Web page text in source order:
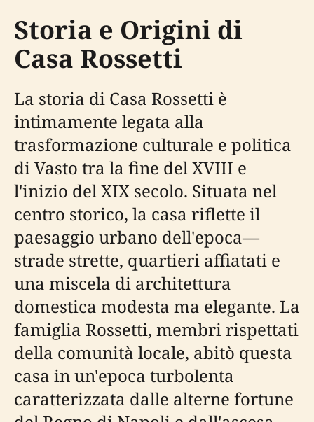
Storia e Origini di
Casa Rossetti
La storia di Casa Rossetti è
intimamente legata alla
trasformazione culturale e politica
di Vasto tra la fine del XVIII e
l'inizio del XIX secolo. Situata nel
centro storico, la casa riflette il
paesaggio urbano dell'epoca—
strade strette, quartieri affiatati e
una miscela di architettura
domestica modesta ma elegante. La
famiglia Rossetti, membri rispettati
della comunità locale, abitò questa
casa in un'epoca turbolenta
caratterizzata dalle alterne fortune